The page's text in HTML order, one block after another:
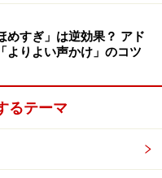
いながら「 安心の共同
です。まずは、「私の
んでいなかったかどう
めすぎ」は逆効果？ アド
よりよい声かけ」のコツ
るテーマ